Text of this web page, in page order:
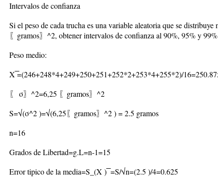
Intervalos de confianza
Si el peso de cada trucha es una variable aleatoria que se
〖gramos〗^2, obtener intervalos de confianza al 90%, 95% y
Peso medio:
X ̅=(246+248*4+249+250+251+252*2+253*4+255*2)/
〖 σ〗^2=6,25 〖gramos〗^2
S=√(σ^2 )=√(6,25〖gramos〗^2 ) = 2.5 gramos
n=16
Grados de Libertad=g.L=n-1=15
Error tipico de la media=S_(X ) ̅ =S/√n=(2.5 )/4=0.625